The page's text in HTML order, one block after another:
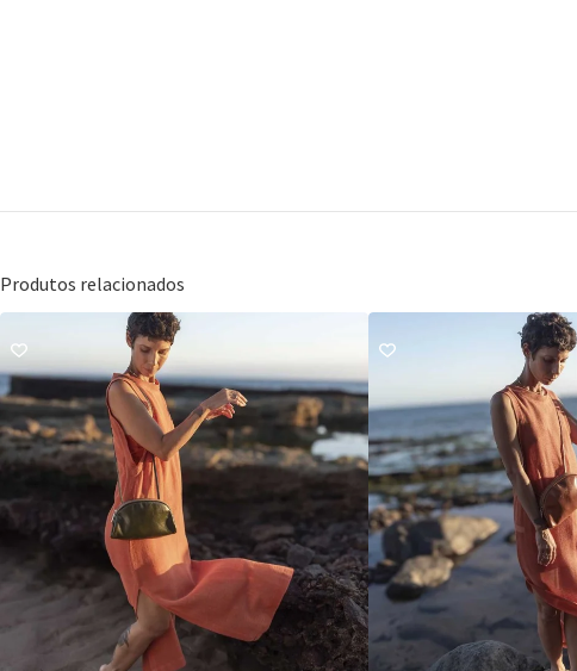
Produtos relacionados